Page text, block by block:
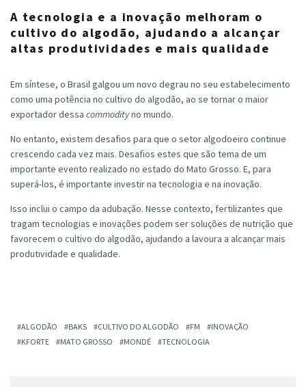
A tecnologia e a inovação melhoram o
cultivo do algodão, ajudando a alcançar
altas produtividades e mais qualidade
Em síntese, o Brasil galgou um novo degrau no seu estabelecimento
como uma potência no cultivo do algodão, ao se tornar o maior
exportador dessa commodityno mundo.
No entanto, existem desafios para que o setor algodoeiro continue
crescendo cada vez mais. Desafios estes que são tema de um
importante evento realizado no estado do Mato Grosso. E, para
superá-los, é importante investir na tecnologia e na inovação.
Isso inclui o campo da adubação. Nesse contexto, fertilizantes que
tragam tecnologias e inovações podem ser soluções de nutrição que
favorecem o cultivo do algodão, ajudando a lavoura a alcançar mais
produtividade e qualidade.
ALGODÃO BAKS CULTIVO DO ALGODÃO FM
INOVAÇÃO
KFORTE
MATO GROSSO MONDÉ TECNOLOGIA